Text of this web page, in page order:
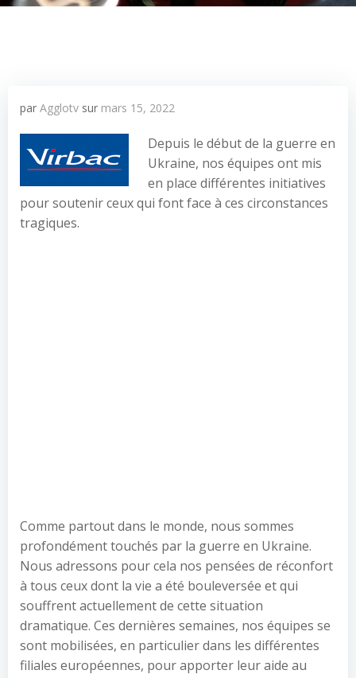
par Agglotv sur mars 15, 2022
Depuis le début de la guerre en
Ukraine, nos équipes ont mis
en place différentes initiatives
pour soutenir ceux qui font face à ces circonstances
tragiques.
Comme partout dans le monde, nous sommes
profondément touchés par la guerre en Ukraine.
Nous adressons pour cela nos pensées de réconfort
à tous ceux dont la vie a été bouleversée et qui
souffrent actuellement de cette situation
dramatique. Ces dernières semaines, nos équipes se
sont mobilisées, en particulier dans les différentes
filiales européennes, pour apporter leur aide au